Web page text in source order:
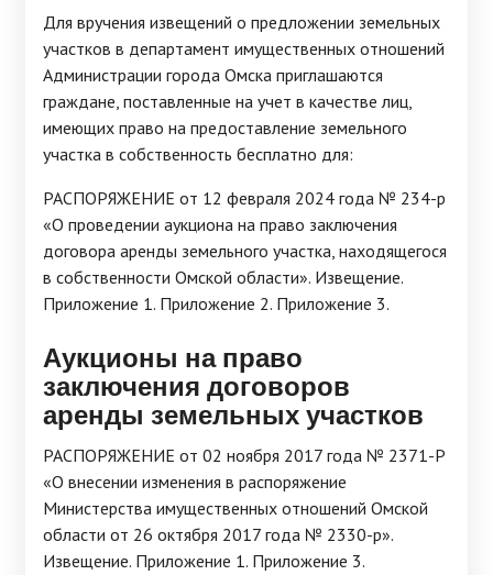
Для вручения извещений о предложении земельных
участков в департамент имущественных отношений
Администрации города Омска приглашаются
граждане, поставленные на учет в качестве лиц,
имеющих право на предоставление земельного
участка в собственность бесплатно для:
РАСПОРЯЖЕНИЕ от 12 февраля 2024 года № 234-р
«О проведении аукциона на право заключения
договора аренды земельного участка, находящегося
в собственности Омской области». Извещение.
Приложение 1. Приложение 2. Приложение 3.
Аукционы на право
заключения договоров
аренды земельных участков
РАСПОРЯЖЕНИЕ от 02 ноября 2017 года № 2371-Р
«О внесении изменения в распоряжение
Министерства имущественных отношений Омской
области от 26 октября 2017 года № 2330-р».
Извещение. Приложение 1. Приложение 3.